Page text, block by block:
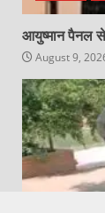
आयुष्मान पैनल
August 9,